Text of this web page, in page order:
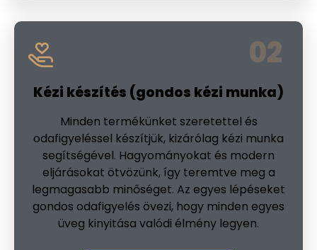
02
Kézi készítés (gondos kézi munka)
Minden termékünket szeretettel és
odafigyeléssel készítjük, kizárólag kézi munka
segítségével. Hagyományokat és modern
eljárásokat ötvözünk, így teremtve meg a
legmagasabb minőséget. Az egyes lépéseket
gondos odafigyelés övezi, hogy minden egyes
üveg kinyitása valódi élmény legyen.